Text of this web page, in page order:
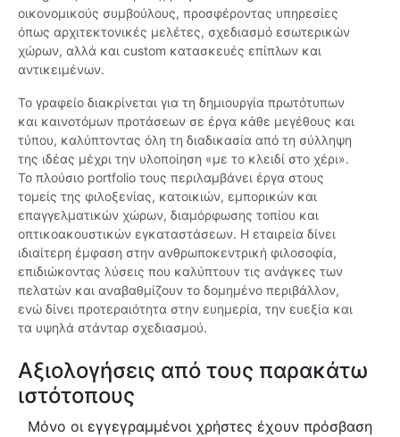
οικονομικούς συμβούλους, προσφέροντας υπηρεσίες
όπως αρχιτεκτονικές μελέτες, σχεδιασμό εσωτερικών
χώρων, αλλά και custom κατασκευές επίπλων και
αντικειμένων.
Το γραφείο διακρίνεται για τη δημιουργία πρωτότυπων
και καινοτόμων προτάσεων σε έργα κάθε μεγέθους και
τύπου, καλύπτοντας όλη τη διαδικασία από τη σύλληψη
της ιδέας μέχρι την υλοποίηση «με το κλειδί στο χέρι».
Το πλούσιο portfolio τους περιλαμβάνει έργα στους
τομείς της φιλοξενίας, κατοικιών, εμπορικών και
επαγγελματικών χώρων, διαμόρφωσης τοπίου και
οπτικοακουστικών εγκαταστάσεων. Η εταιρεία δίνει
ιδιαίτερη έμφαση στην ανθρωποκεντρική φιλοσοφία,
επιδιώκοντας λύσεις που καλύπτουν τις ανάγκες των
πελατών και αναβαθμίζουν το δομημένο περιβάλλον,
ενώ δίνει προτεραιότητα στην ευημερία, την ευεξία και
τα υψηλά στάνταρ σχεδιασμού.
Αξιολογήσεις από τους παρακάτω
ιστότοπους
Μόνο οι εγγεγραμμένοι χρήστες έχουν πρόσβαση